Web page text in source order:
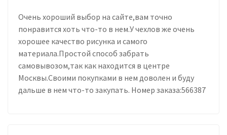
Очень хороший выбор на сайте,вам точно
понравится хоть что-то в нем.У чехлов же очень
хорошее качество рисунка и самого
материала.Простой способ забрать
самовывозом,так как находится в центре
Москвы.Своими покупками в нем доволен и буду
дальше в нем что-то закупать. Номер заказа:566387